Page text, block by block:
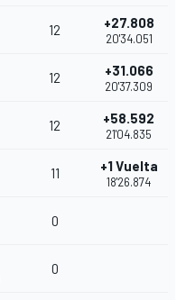
12 +27.808
20'34.051
12 +31.066
20'37.309
12 +58.592
21'04.835
11 +1 Vuelta
18'26.874
0
0